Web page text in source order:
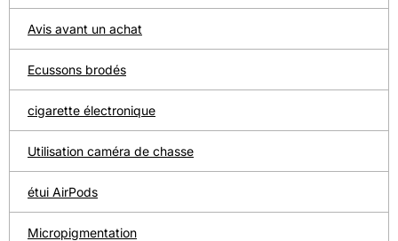
Avis avant un achat
Ecussons brodés
cigarette électronique
Utilisation caméra de chasse
étui AirPods
Micropigmentation